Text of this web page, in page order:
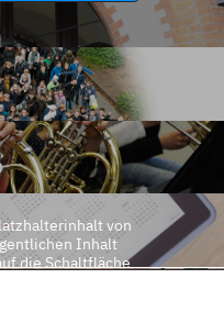
von
Inhalt
die Schaltfläche